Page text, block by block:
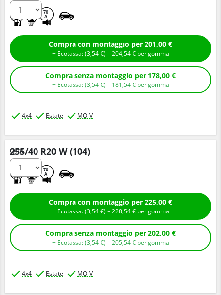
70
A
Compra con montaggio per 201,00 €
+ Ecotassa: (3,54€ ) =204,54€ per gomma
Compra senza montaggio per 178,00 €
+ Ecotassa: (3,54€ ) = 181,54€ per gomma
4x4 Estate MO-V
255/40 R20 W (104)
70
A
Q.tà
Compra con montaggio per 225,00 €
+ Ecotassa: (3,54€ ) =228,54€ per gomma
Compra senza montaggio per 202,00 €
+ Ecotassa: (3,54€ ) =205,54€ per gomma
4x4 Estate MO-V